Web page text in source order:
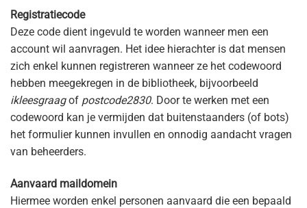
Registratiecode
Deze code dient ingevuld te worden wanneer men een
account wil aanvragen. Het idee hierachter is dat mensen
zich enkel kunnen registreren wanneer ze het codewoord
hebben meegekregen in de bibliotheek, bijvoorbeeld
ikleesgraagof postcode2830. Door te werken met een
codewoord kan je vermijden dat buitenstaanders (of bots)
het formulier kunnen invullen en onnodig aandacht vragen
van beheerders.
Aanvaard maildomein
Hiermee worden enkel personen aanvaard die een bepaald